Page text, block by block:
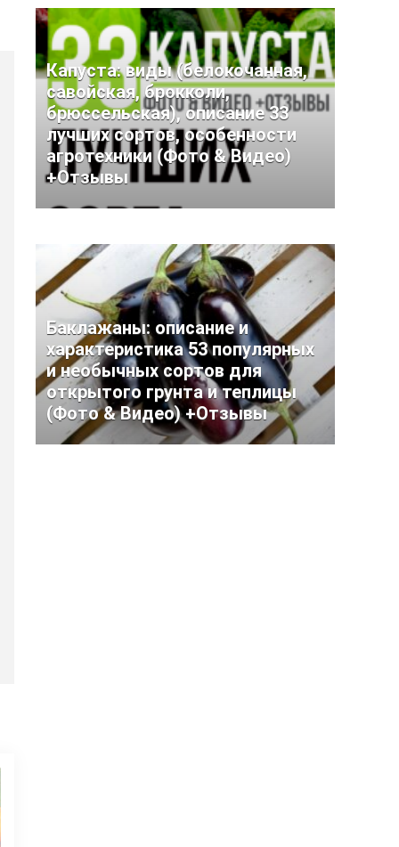
Капуста: виды (белокочанная,
савойская, брокколи,
брюссельская), описание 33
лучших сортов, особенности
агротехники (Фото & Видео)
+Отзывы
Баклажаны: описание и
характеристика 53 популярных
и необычных сортов для
открытого грунта и теплицы
(Фото & Видео) +Отзывы